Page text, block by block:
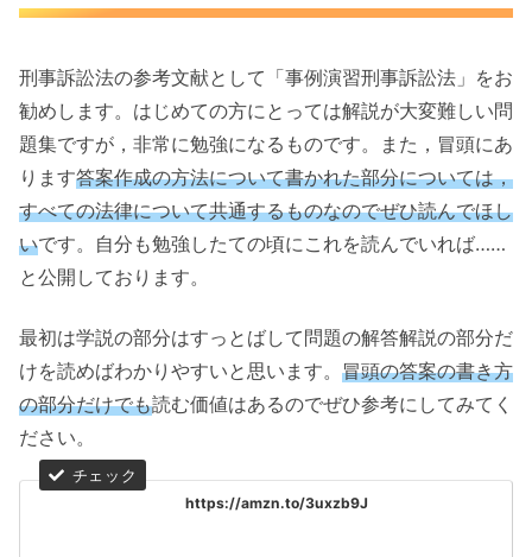
刑事訴訟法の参考文献として「事例演習刑事訴訟法」をお
勧めします。はじめての方にとっては解説が大変難しい問
題集ですが，非常に勉強になるものです。また，冒頭にあ
ります答案作成の方法について書かれた部分については，
すべての法律について共通するものなのでぜひ読んでほし
いです。自分も勉強したての頃にこれを読んでいれば……
と公開しております。
最初は学説の部分はすっとばして問題の解答解説の部分だ
けを読めばわかりやすいと思います。 冒頭の答案の書き方
の部分だけでも読む価値はあるのでぜひ参考にしてみてく
ださい。
https://amzn.to/3uxzb9J